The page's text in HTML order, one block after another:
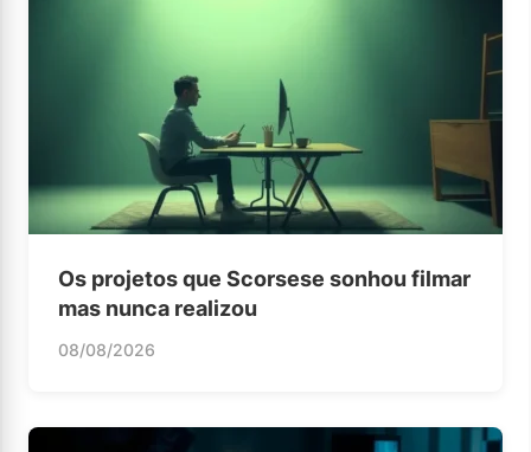
Os projetos que Scorsese sonhou filmar
mas nunca realizou
08/08/2026